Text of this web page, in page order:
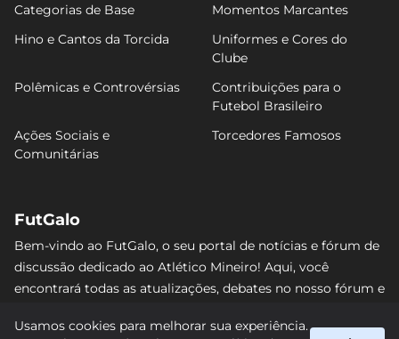
Categorias de Base
Momentos Marcantes
Hino e Cantos da Torcida
Uniformes e Cores do
Clube
Polêmicas e Controvérsias
Contribuições para o
Futebol Brasileiro
Ações Sociais e
Comunitárias
Torcedores Famosos
FutGalo
Bem-vindo ao FutGalo, o seu portal de notícias e fórum de
discussão dedicado ao Atlético Mineiro! Aqui, você
encontrará todas as atualizações, debates no nosso fórum e
e junte-se à comunidade alvinegra mais vibrante da
Usamos cookies para melhorar sua experiência.